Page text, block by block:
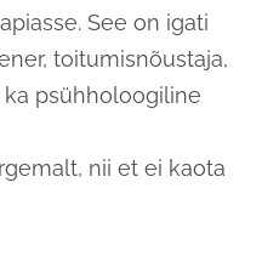
See on igati
toitumisnõustaja,
psühholoogiline
nii et ei kaota